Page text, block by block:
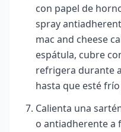
con papel de
spray
mac and cheese
espátula, cubre
refrigera durante
hasta que esté
Calienta una
o antiadherente a